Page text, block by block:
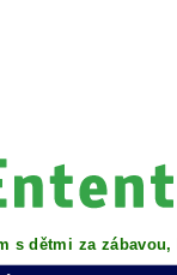
s dětmi za